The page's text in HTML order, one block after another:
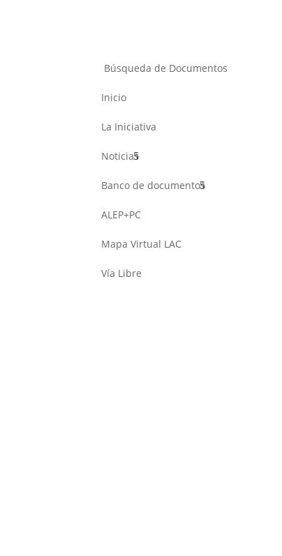
Búsqueda de Documentos
Inicio
La Iniciativa
Noticias
Banco de documentos
ALEP+PC
Mapa Virtual LAC
Vía Libre